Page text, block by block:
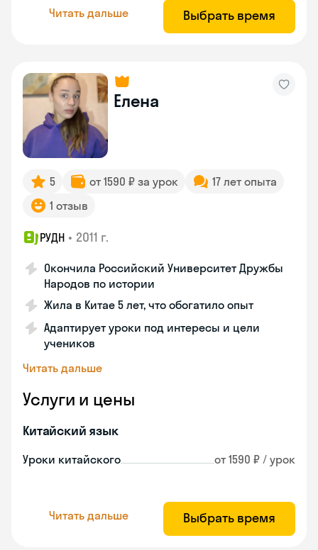
Читать дальше Выбрать время
Елена
5 от 1590 ₽ за урок
17 лет опыта
1 отзыв
РУДН • 2011 г.
Окончила Российский Университет Дружбы
Народов по истории
Жила в Китае 5 лет, что обогатило опыт
Адаптирует уроки под интересы и цели
учеников
Читать дальше
Услуги и цены
Китайский язык
Уроки китайского от 1590 ₽ / урок
Читать дальше Выбрать время